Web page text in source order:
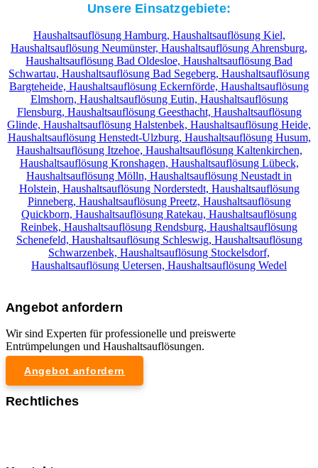
Unsere Einsatzgebiete:
Haushaltsauflösung Hamburg, Haushaltsauflösung Kiel,
Haushaltsauflösung Neumünster, Haushaltsauflösung Ahrensburg,
Haushaltsauflösung Bad Oldesloe, Haushaltsauflösung Bad
Schwartau, Haushaltsauflösung Bad Segeberg, Haushaltsauflösung
Bargteheide, Haushaltsauflösung Eckernförde, Haushaltsauflösung
Elmshorn, Haushaltsauflösung Eutin, Haushaltsauflösung
Flensburg, Haushaltsauflösung Geesthacht, Haushaltsauflösung
Glinde, Haushaltsauflösung Halstenbek, Haushaltsauflösung Heide,
Haushaltsauflösung Henstedt-Ulzburg, Haushaltsauflösung Husum,
Haushaltsauflösung Itzehoe, Haushaltsauflösung Kaltenkirchen,
Haushaltsauflösung Kronshagen, Haushaltsauflösung Lübeck,
Haushaltsauflösung Mölln, Haushaltsauflösung Neustadt in
Holstein, Haushaltsauflösung Norderstedt, Haushaltsauflösung
Pinneberg, Haushaltsauflösung Preetz, Haushaltsauflösung
Quickborn, Haushaltsauflösung Ratekau, Haushaltsauflösung
Reinbek, Haushaltsauflösung Rendsburg, Haushaltsauflösung
Schenefeld, Haushaltsauflösung Schleswig, Haushaltsauflösung
Schwarzenbek, Haushaltsauflösung Stockelsdorf,
Haushaltsauflösung Uetersen, Haushaltsauflösung Wedel
Angebot anfordern
Wir sind Experten für professionelle und preiswerte
Entrümpelungen und Haushaltsauflösungen.
Angebot anfordern
Rechtliches